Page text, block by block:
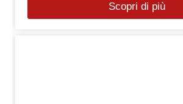
Scopri di più